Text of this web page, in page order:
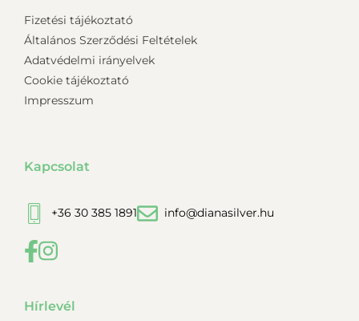
Fizetési tájékoztató
Általános Szerződési Feltételek
Adatvédelmi irányelvek
Cookie tájékoztató
Impresszum
Kapcsolat
+36 30 385 1891 info@dianasilver.hu
Hírlevél